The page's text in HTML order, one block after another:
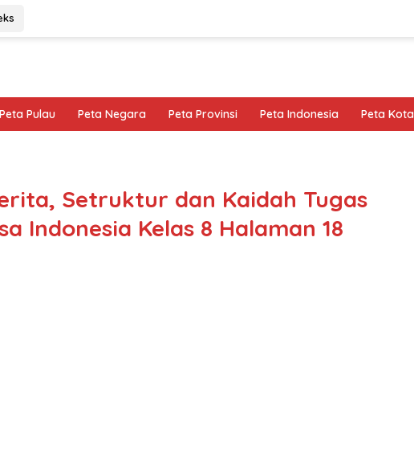
Peta Pulau Peta Negara Peta Provinsi Peta Indonesia Peta Kota
Setruktur dan Kaidah Tugas
Indonesia Kelas 8 Halaman 18